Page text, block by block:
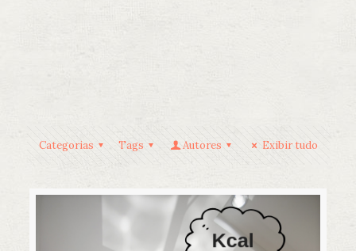
Categorias Tags Autores Exibir tudo